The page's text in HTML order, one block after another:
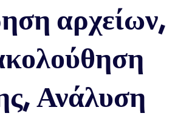
αρχείων,
Ανάλυση